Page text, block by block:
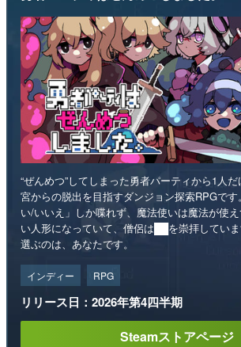
“ぜんめつ”してしまった勇者パーティから1人
宮からの脱出を目指すダンジョン探索RPGで
い/いいえ」しか喋れず、魔法使いは魔法が使
い人形になっていて、僧侶は██を崇拝してい
選ぶのは、あなたです。
インディー RPG
リリース日：2026年第4四半期
Steamストアページ